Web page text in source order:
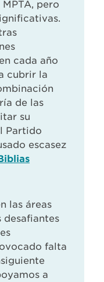
pero
cada año
cubrir la
de las
su
Partido
escasez
las áreas
desafiantes
falta
a